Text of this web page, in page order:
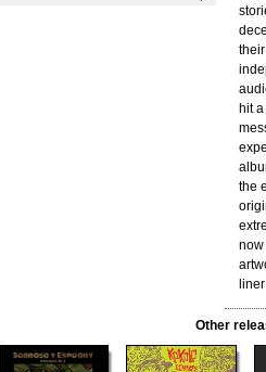
hit
the
now
Other